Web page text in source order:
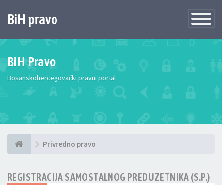
Toggle
BiH pravo
BiH Pravo
Bosanskohercegovački pravni portal
Privredno pravo
REGISTRACIJA SAMOSTALNOG PREDUZETNIKA (S.P.)